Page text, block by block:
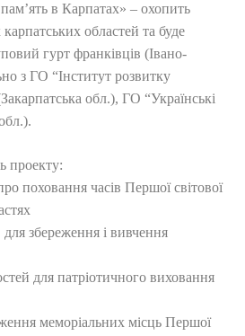
в Карпатах» – охопить
областей та буде
гурт франківців (Івано-
з ГО “Інститут розвитку
обл.), ГО “Українські
проекту:
поховання часів Першої світової
збереження і вивчення
для патріотичного виховання
меморіальних місць Першої